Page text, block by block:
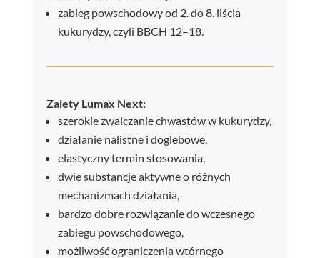
zabieg powschodowy od 2. do 8. liścia
kukurydzy, czyli BBCH 12–18.
Zalety Lumax Next:
szerokie zwalczanie chwastów w kukurydzy,
działanie nalistne i doglebowe,
elastyczny termin stosowania,
dwie substancje aktywne o różnych
mechanizmach działania,
bardzo dobre rozwiązanie do wczesnego
zabiegu powschodowego,
możliwość ograniczenia wtórnego